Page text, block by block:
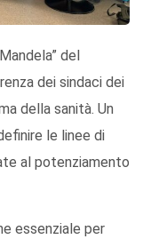
del
dei sindaci dei
della sanità. Un
le linee di
al potenziamento
essenziale per